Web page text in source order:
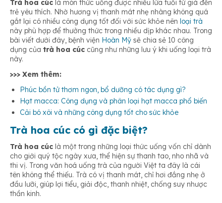
Phòng ngừa bệnh ung thư
Giảm đau bụng kinh nguyệt
Uống trà hoa cúc giải cảm
Hỗ trợ hệ tiêu hóa
Giảm mẩn ngứa hiệu quả
Cách pha trà hoa cúc đường phèn
Trà hoa cúc là món thức uống được nhiều lứa tuổi từ già đến
trẻ yêu thích. Nhờ hương vị thanh mát nhẹ nhàng không quá
gắt lại có nhiều công dụng tốt đối với sức khỏe nên loại trà
này phù hợp để thưởng thức trong nhiều dịp khác nhau. Trong
bài viết dưới đây, bệnh viện Hoàn Mỹ sẽ chia sẻ 10 công
dụng của trà hoa cúc cũng như những lưu ý khi uống loại trà
này.
>>> Xem thêm:
Phúc bồn tử thơm ngon, bổ dưỡng có tác dụng gì?
Hạt macca: Công dụng và phân loại hạt macca phổ biến
Cải bó xôi và những công dụng tốt cho sức khỏe
Trà hoa cúc có gì đặc biệt?
Trà hoa cúc là một trong những loại thức uống vốn chỉ dành
cho giới quý tộc ngày xưa, thể hiện sự thanh tao, nho nhã và
thi vị. Trong văn hoá uống trà của người Việt ta đây là cái
tên không thể thiếu. Trà có vị thanh mát, chỉ hơi đắng nhẹ ở
đầu lưỡi, giúp lợi tiểu, giải độc, thanh nhiệt, chống suy nhược
thần kinh.